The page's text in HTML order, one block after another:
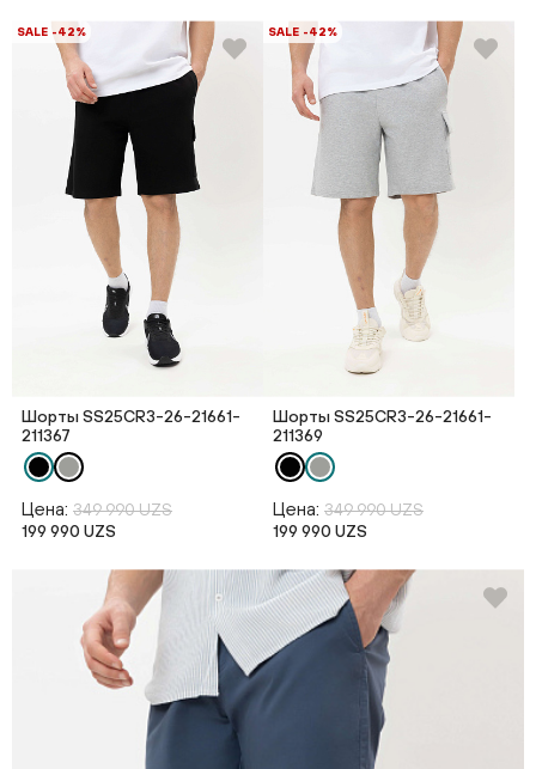
SALE -42%
Шорты SS25CR3-26-21661-
211367
Цена: 349 990 UZS
199 990 UZS
SALE -42%
Шорты SS25CR3-26-21661-
211369
Цена: 349 990 UZS
199 990 UZS